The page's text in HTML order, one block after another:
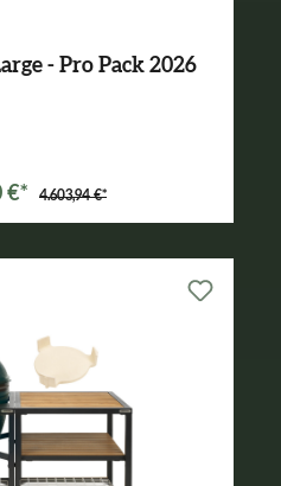
- Pro Pack 2026
€* 4.603,94 €*